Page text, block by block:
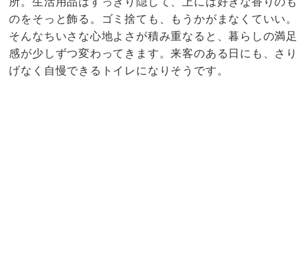
のをそっと飾る。ゴミ捨ても、もうかがまなくていい。
そんなちいさな心地よさが積み重なると、暮らしの満足
感が少しずつ変わってきます。来客のある日にも、さり
げなく自慢できるトイレになりそうです。